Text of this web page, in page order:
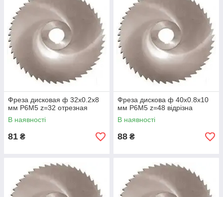
Фреза дисковая ф 32х0.2х8
мм Р6М5 z=32 отрезная
В наявності
81 ₴
Фреза дискова ф 40х0.8х10
мм Р6М5 z=48 відрізна
В наявності
88 ₴